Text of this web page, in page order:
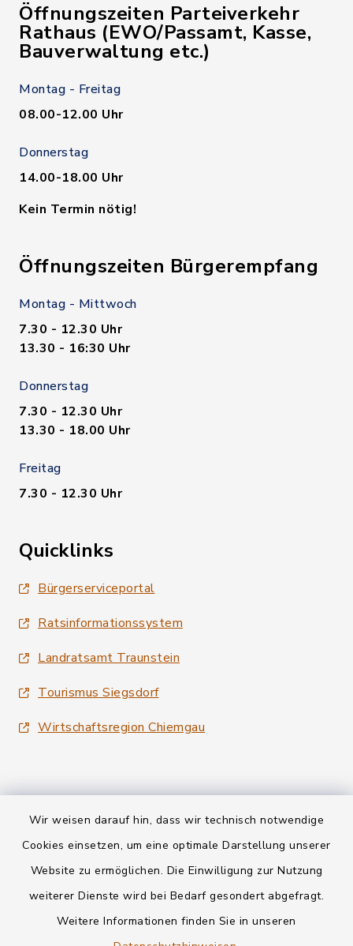
Wir weisen darauf hin, dass wir technisch notwendige
Cookies einsetzen, um eine optimale Darstellung unserer
Website zu ermöglichen. Die Einwilligung zur Nutzung
weiterer Dienste wird bei Bedarf gesondert abgefragt.
Weitere Informationen finden Sie in unseren
Öffnungszeiten Parteiverkehr
Rathaus (EWO/Passamt, Kasse,
Bauverwaltung etc.)
Montag - Freitag
08.00-12.00 Uhr
Donnerstag
14.00-18.00 Uhr
Kein Termin nötig!
Öffnungszeiten Bürgerempfang
Montag - Mittwoch
7.30 - 12.30 Uhr
13.30 - 16:30 Uhr
Donnerstag
7.30 - 12.30 Uhr
13.30 - 18.00 Uhr
Freitag
7.30 - 12.30 Uhr
Quicklinks
Bürgerserviceportal
Ratsinformationssystem
Landratsamt Traunstein
Tourismus Siegsdorf
Wirtschaftsregion Chiemgau
Kontakt
Informationspflichten